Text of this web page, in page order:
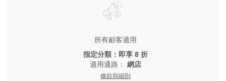
所有顧客適用
指定分類：即享 8 折
適用通路： 網店
條款與細則